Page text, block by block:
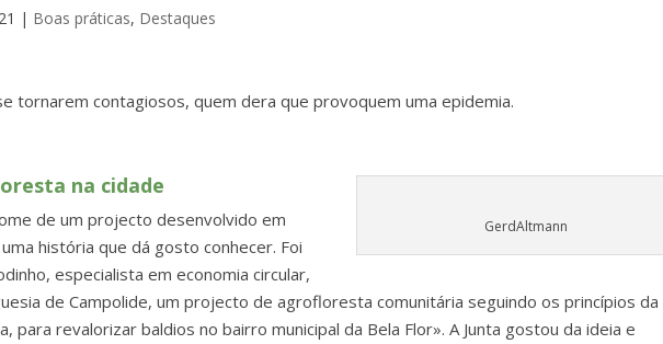
| Boas práticas, Destaques
tornarem contagiosos, quem dera que provoquem uma epidemia.
GerdAltmann
na cidade
de um projecto desenvolvido em
história que dá gosto conhecer. Foi
especialista em economia circular,
de Campolide, um projecto de agrofloresta comunitária seguindo os princípios da
para revalorizar baldios no bairro municipal da Bela Flor». A Junta gostou da ideia e